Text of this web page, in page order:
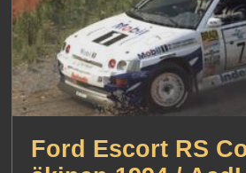
Ford Escort RS